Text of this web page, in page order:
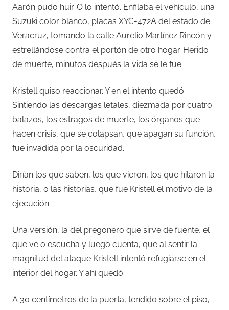
Aarón pudo huir. O lo intentó. Enfilaba el vehículo, una
Suzuki color blanco, placas XYC-472A del estado de
Veracruz, tomando la calle Aurelio Martínez Rincón y
estrellándose contra el portón de otro hogar. Herido
de muerte, minutos después la vida se le fue.
Kristell quiso reaccionar. Y en el intento quedó.
Sintiendo las descargas letales, diezmada por cuatro
balazos, los estragos de muerte, los órganos que
hacen crisis, que se colapsan, que apagan su función,
fue invadida por la oscuridad.
Dirían los que saben, los que vieron, los que hilaron la
historia, o las historias, que fue Kristell el motivo de la
ejecución.
Una versión, la del pregonero que sirve de fuente, el
que ve o escucha y luego cuenta, que al sentir la
magnitud del ataque Kristell intentó refugiarse en el
interior del hogar. Y ahí quedó.
A 30 centímetros de la puerta, tendido sobre el piso,